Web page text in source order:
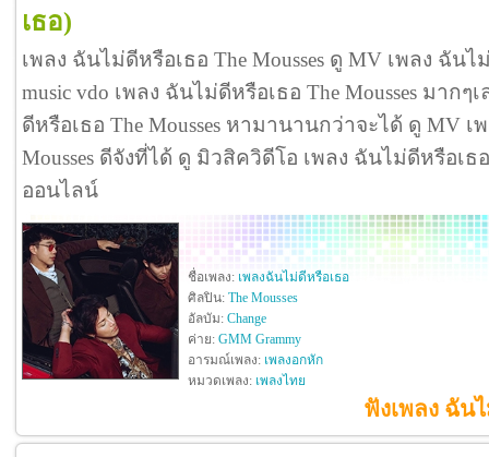
เธอ)
เพลง ฉันไม่ดีหรือเธอ The Mousses ดู MV เพลง ฉันไ
music vdo เพลง ฉันไม่ดีหรือเธอ The Mousses มาก
ดีหรือเธอ The Mousses หามานานกว่าจะได้ ดู MV เ
Mousses ดีจังที่ได้ ดู มิวสิควิดีโอ เพลง ฉันไม่ดีหรือเธอ
ออนไลน์
ชื่อเพลง: เพลงฉันไม่ดีหรือเธอ
ศิลปิน: The Mousses
อัลบัม: Change
ค่าย: GMM Grammy
อารมณ์เพลง: เพลงอกหัก
หมวดเพลง: เพลงไทย
ฟังเพลง ฉัน